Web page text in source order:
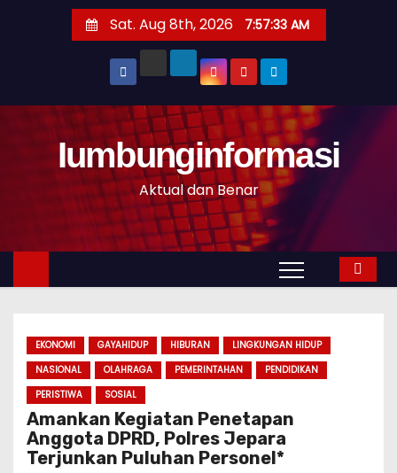
t
n
Sat. Aug 8th, 2026 7:57:34 AM
Iumbunginformasi
Aktual dan Benar
EKONOMI GAYAHIDUP HIBURAN
LINGKUNGAN HIDUP
NASIONAL
OLAHRAGA PEMERINTAHAN
PENDIDIKAN
PERISTIWA
SOSIAL
Amankan Kegiatan Penetapan
Anggota DPRD, Polres Jepara
Terjunkan Puluhan Personel*